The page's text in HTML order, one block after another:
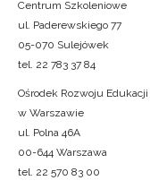
Centrum Szkoleniowe
ul. Paderewskiego 77
05-070 Sulejówek
tel. 22 783 37 84
Ośrodek Rozwoju Edukacji
w Warszawie
ul. Polna 46A
00-644 Warszawa
tel. 22 570 83 00